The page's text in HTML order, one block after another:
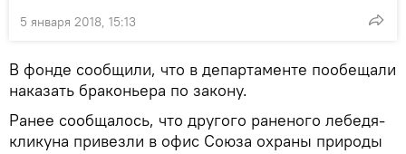
5 января 2018, 15:13
В фонде сообщили, что в департаменте пообещали
наказать браконьера по закону.
Ранее сообщалось, что другого раненого лебедя-
кликуна привезли в офис Союза охраны природы